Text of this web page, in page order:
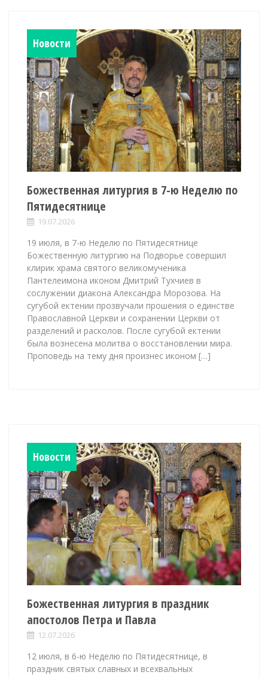
Новости
Божественная литургия в 7-ю Неделю по
Пятидесятнице
19.07.2026
19 июля, в 7-ю Неделю по Пятидесятнице
Божественную литургию на Подворье совершил
клирик храма святого великомученика
Пантелеимона иконом Дмитрий Тухчиев в
сослужении диакона Александра Морозова. На
сугубой ектении прозвучали прошения о единстве
Православной Церкви и сохранении Церкви от
разделений и расколов. После сугубой ектении
была вознесена молитва о восстановлении мира.
Проповедь на тему дня произнес иконом […]
Новости
Божественная литургия в праздник
апостолов Петра и Павла
12.07.2026
12 июля, в 6-ю Неделю по Пятидесятнице, в
праздник святых славных и всехвальных